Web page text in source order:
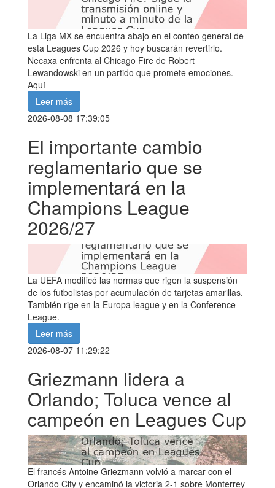
La Liga MX se encuentra abajo en el conteo general de
esta Leagues Cup 2026 y hoy buscarán revertirlo.
Necaxa enfrenta al Chicago Fire de Robert
Lewandowski en un partido que promete emociones.
Aquí
Leer más
2026-08-08 17:39:05
El importante cambio
reglamentario que se
implementará en la
Champions League
2026/27
La UEFA modificó las normas que rigen la suspensión
de los futbolistas por acumulación de tarjetas amarillas.
También rige en la Europa league y en la Conference
League.
Leer más
2026-08-07 11:29:22
Griezmann lidera a
Orlando; Toluca vence al
campeón en Leagues Cup
El francés Antoine Griezmann volvió a marcar con el
Orlando City y encaminó la victoria 2-1 sobre Monterrey